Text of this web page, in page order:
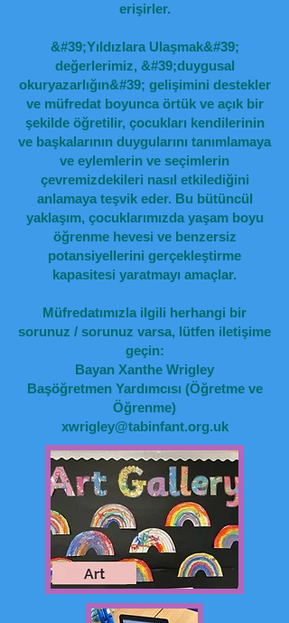
erişirler.
&#39;Yıldızlara Ulaşmak&#39;
değerlerimiz, &#39;duygusal
okuryazarlığın&#39; gelişimini destekler
ve müfredat boyunca örtük ve açık bir
şekilde öğretilir, çocukları kendilerinin
ve başkalarının duygularını tanımlamaya
ve eylemlerin ve seçimlerin
çevremizdekileri nasıl etkilediğini
anlamaya teşvik eder. Bu bütüncül
yaklaşım, çocuklarımızda yaşam boyu
öğrenme hevesi ve benzersiz
potansiyellerini gerçekleştirme
kapasitesi yaratmayı amaçlar.
Müfredatımızla ilgili herhangi bir
sorunuz / sorunuz varsa, lütfen iletişime
geçin:
Bayan Xanthe Wrigley
Başöğretmen Yardımcısı (Öğretme ve
Öğrenme)
xwrigley@tabinfant.org.uk